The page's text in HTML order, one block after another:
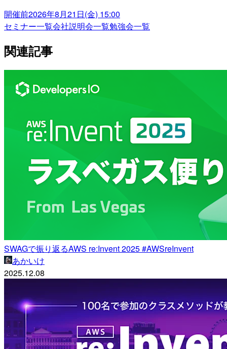
開催前2026年8月21日(金) 15:00
セミナー一覧会社説明会一覧勉強会一覧
関連記事
SWAGで振り返るAWS re:Invent 2025 #AWSreInvent
あかいけ
2025.12.08